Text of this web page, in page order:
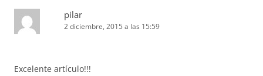
pilar
2 diciembre, 2015 a las 15:59
Excelente artículo!!!